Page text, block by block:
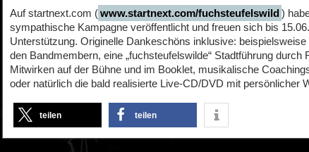
Auf startnext.com (www.startnext.com/fuchsteufelswild)
sympathische Kampagne veröffentlicht und freuen sich bis
Unterstützung. Originelle Dankeschöns inklusive:
den Bandmembern, eine „fuchsteufelswilde“ Stadtführung durch
Mitwirken auf der Bühne und im Booklet, musikalische
oder natürlich die bald realisierte Live-CD/DVD mit persönlicher
teilen teilen